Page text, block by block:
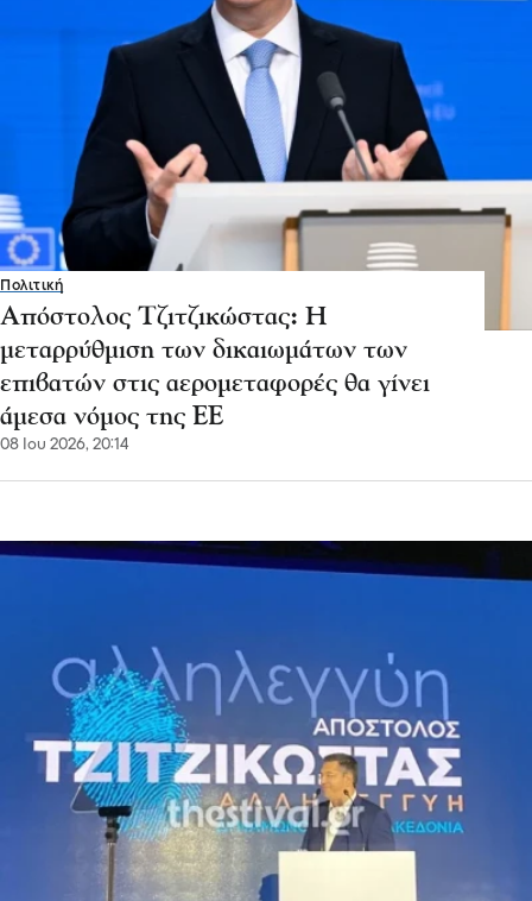
Πολιτική
Απόστολος Τζιτζικώστας: Η
μεταρρύθμιση των δικαιωμάτων των
επιβατών στις αερομεταφορές θα γίνει
άμεσα νόμος της ΕΕ
08 Ιου 2026, 20:14